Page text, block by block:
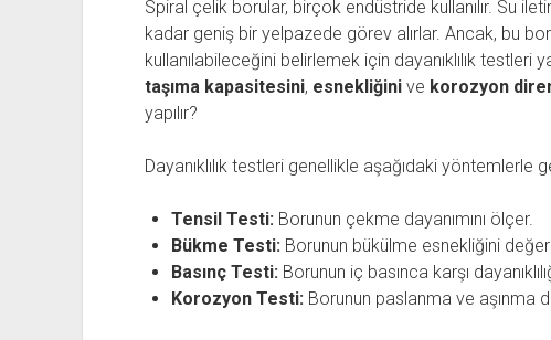
Spiral çelik borular, birçok endüstride kullanılır. Su
kadar geniş bir yelpazede görev alırlar. Ancak, bu
kullanılabileceğini belirlemek için dayanıklılık testleri
taşıma kapasitesini, esnekliğinive korozyon
yapılır?
Dayanıklılık testleri genellikle aşağıdaki yöntemlerle
Tensil Testi:Borunun çekme dayanımını ölçer.
Bükme Testi:Borunun bükülme esnekliğini
Basınç Testi:Borunun iç basınca karşı
Korozyon Testi:Borunun paslanma ve aşınma